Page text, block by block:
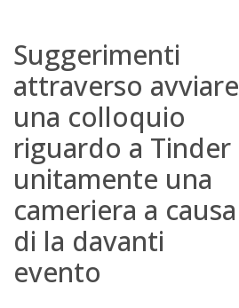
Suggerimenti
attraverso avviare
una colloquio
riguardo a Tinder
unitamente una
cameriera a causa
di la davanti
evento